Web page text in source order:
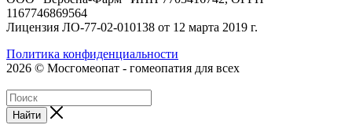
1167746869564
Лицензия ЛО-77-02-010138 от 12 марта 2019 г.
Политика конфиденциальности
2026 © Мосгомеопат - гомеопатия для всех
Найти